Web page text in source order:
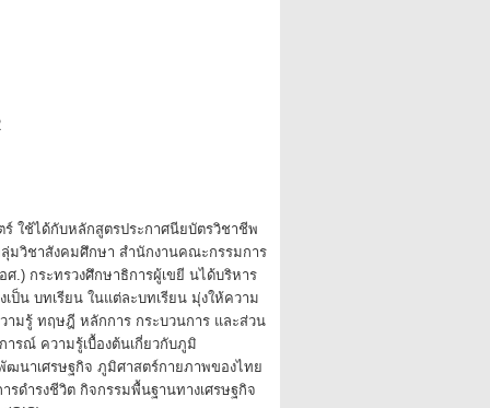
ร์ ใช้ได้กับหลักสูตรประกาศนียบัตรวิชาชีพ
มวิชาสังคมศึกษา สำนักงานคณะกรรมการ
ศ.) กระทรวงศึกษาธิการผู้เขยี นได้บริหาร
เป็น บทเรียน ในแต่ละบทเรียน มุ่งให้ความ
ามรู้ ทฤษฎี หลักการ กระบวนการ และส่วน
ารณ์ ความรู้เบื้องต้นเกี่ยวกับภูมิ
ฒนาเศรษฐกิจ ภูมิศาสตร์กายภาพของไทย
รดำรงชีวิต กิจกรรมพื้นฐานทางเศรษฐกิจ